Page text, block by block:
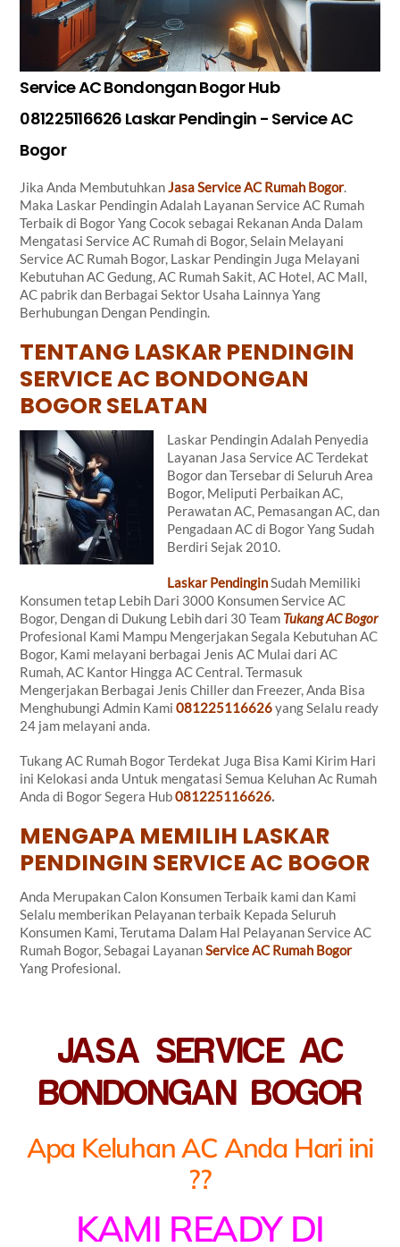
Service AC Bondongan Bogor Hub
081225116626 Laskar Pendingin - Service AC
Bogor
Jika Anda MembutuhkanJasa Service AC Rumah Bogor.
Maka Laskar Pendingin Adalah Layanan Service AC Rumah
Terbaik di Bogor Yang Cocok sebagai Rekanan Anda Dalam
Mengatasi Service AC Rumah di Bogor, Selain Melayani
Service AC Rumah Bogor, Laskar Pendingin Juga Melayani
Kebutuhan AC Gedung, AC Rumah Sakit, AC Hotel, AC Mall,
AC pabrik dan Berbagai Sektor Usaha Lainnya Yang
Berhubungan Dengan Pendingin.
TENTANG LASKAR PENDINGIN
SERVICE AC BONDONGAN
BOGOR SELATAN
Laskar Pendingin Adalah Penyedia
Layanan Jasa Service AC Terdekat
Bogor dan Tersebar di Seluruh Area
Bogor, Meliputi Perbaikan AC,
Perawatan AC, Pemasangan AC, dan
Pengadaan AC di Bogor Yang Sudah
Berdiri Sejak 2010.
Laskar PendinginSudah Memiliki
Konsumen tetap Lebih Dari 3000 Konsumen Service AC
Bogor, Dengan di Dukung Lebih dari 30 Team Tukang AC Bogor
Profesional Kami Mampu Mengerjakan Segala Kebutuhan AC
Bogor, Kami melayani berbagai Jenis AC Mulai dari AC
Rumah, AC Kantor Hingga AC Central. Termasuk
Mengerjakan Berbagai Jenis Chiller dan Freezer, Anda Bisa
Menghubungi Admin Kami081225116626yang Selalu ready
24 jam melayani anda.
Tukang AC Rumah Bogor Terdekat Juga Bisa Kami Kirim Hari
ini Kelokasi anda Untuk mengatasi Semua Keluhan Ac Rumah
Anda di Bogor Segera Hub081225116626.
MENGAPA MEMILIH LASKAR
PENDINGIN SERVICE AC BOGOR
Anda Merupakan Calon Konsumen Terbaik kami dan Kami
Selalu memberikan Pelayanan terbaik Kepada Seluruh
Konsumen Kami, Terutama Dalam Hal Pelayanan Service AC
Rumah Bogor, Sebagai LayananService AC Rumah Bogor
Yang Profesional.
JASA SERVICE AC
BONDONGAN BOGOR
Apa Keluhan AC Anda Hari ini
??
KAMI READY DI